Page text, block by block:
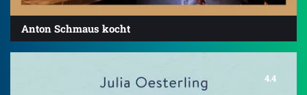
Anton Schmaus kocht
4.4